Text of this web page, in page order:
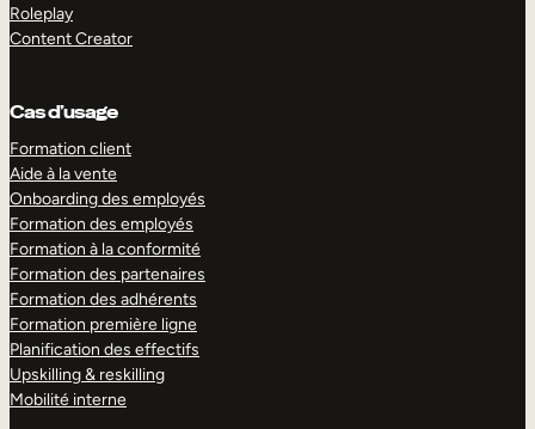
Roleplay
Content Creator
Cas d’usage
Formation client
Aide à la vente
Onboarding des employés
Formation des employés
Formation à la conformité
Formation des partenaires
Formation des adhérents
Formation première ligne
Planification des effectifs
Upskilling & reskilling
Mobilité interne